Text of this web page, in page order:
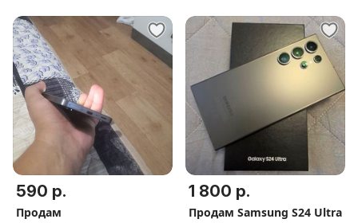
590 р.
Продам
1 800 р.
Продам Samsung S24 Ultra